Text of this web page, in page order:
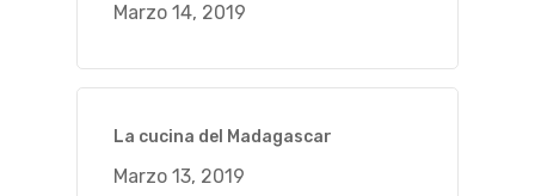
Marzo 14, 2019
La cucina del Madagascar
Marzo 13, 2019